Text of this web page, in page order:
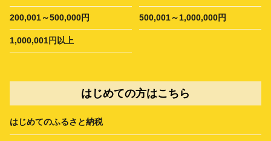
200,001～500,000円 500,001～1,000,000円
1,000,001円以上
はじめての方はこちら
はじめてのふるさと納税